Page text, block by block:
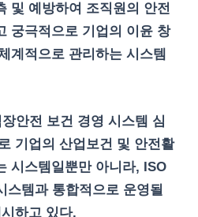
및 예방하여 조직원의 안전
궁극적으로 기업의 이윤 창
계적으로 관리하는 시스템
안전 보건 경영 시스템 심
기업의 산업보건 및 안전활
시스템일뿐만 아니라, ISO
스템과 통합적으로 운영될
하고 있다.